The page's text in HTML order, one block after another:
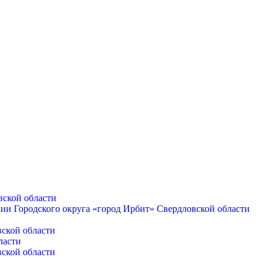
области
Городского округа «город Ирбит» Свердловской области
области
области